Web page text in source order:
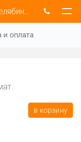
и оплата
в корзину